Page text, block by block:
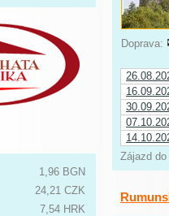
1,96 BGN
24,21 CZK
7,54 HRK
Doprava:
Zájazd